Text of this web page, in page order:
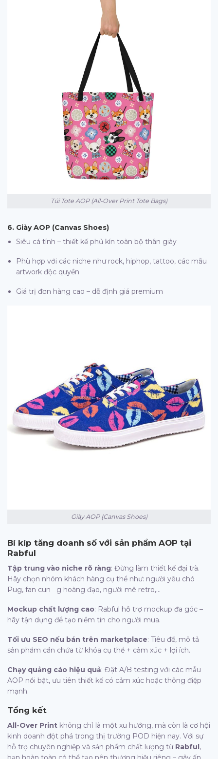
Túi Tote AOP (All-Over Print Tote Bags)
6. Giày AOP (Canvas Shoes)
Siêu cá tính – thiết kế phủ kín toàn bộ thân giày
Phù hợp với các niche như rock, hiphop, tattoo, các mẫu
artwork độc quyền
Giá trị đơn hàng cao – dễ định giá premium
Giày AOP (Canvas Shoes)
Bí kíp tăng doanh số với sản phẩm AOP tại
Rabful
Tập trung vào niche rõ ràng: Đừng làm thiết kế đại trà.
Hãy chọn nhóm khách hàng cụ thể như: người yêu chó
Pug, fan cun g hoàng đạo, người mê retro,…
Mockup chất lượng cao: Rabful hỗ trợ mockup đa góc –
hãy tận dụng để tạo niềm tin cho người mua.
Tối ưu SEO nếu bán trên marketplace: Tiêu đề, mô tả
sản phẩm cần chứa từ khóa cụ thể + cảm xúc + lợi ích.
Chạy quảng cáo hiệu quả: Đặt A/B testing với các mẫu
AOP nổi bật, ưu tiên thiết kế có cảm xúc hoặc thông điệp
mạnh.
Tổng kết
All-Over Print không chỉ là một xu hướng, mà còn là cơ hội
kinh doanh đột phá trong thị trường POD hiện nay. Với sự
hỗ trợ chuyên nghiệp và sản phẩm chất lượng từ Rabful,